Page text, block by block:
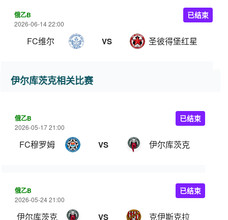
俄乙B
2026-06-14 22:00
FC维尔 VS 圣彼得堡红星
已结束
伊尔库茨克相关比赛
俄乙B
2026-05-17 21:00
FC穆罗姆 VS 伊尔库茨克
已结束
俄乙B
2026-05-24 21:00
伊尔库茨克 VS 克伊斯克拉
已结束